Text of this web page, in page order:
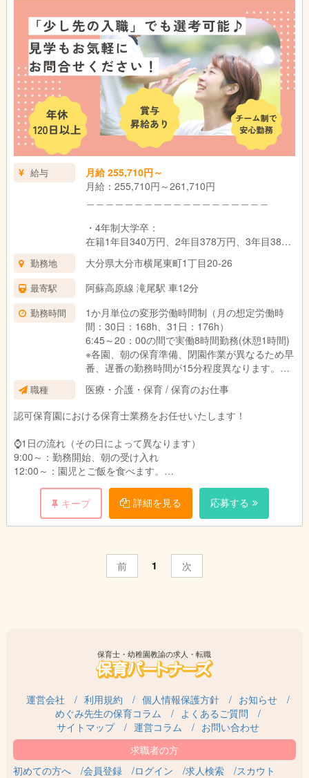
・役職手当：10,500円～31,000円（主任・副主
任、フロアリーダー）
・通勤手当：公共交通機関利用:定期代 自家用
車:上限16,500円
・こども手当：1.2人目は毎月7,500円。3人目以
降は毎月15,000円（支給条件あり）
・家賃手当(借上げ社宅制度適用対象外の場合)上
限20,000円
＿＿＿＿＿＿＿＿＿＿＿＿＿＿＿＿＿＿＿
昇給：年1回 （法人内規程による）
賞与：年2回（基本給3ヵ月分） ※初年度は1.5
ヵ月✨令和6年度は夏に業績連動賞与 一律14万
円、年度末に年度末賞与1.0か月分支給実績あり
給与
月給 255,710円～
月給：255,710円～261,710円
・4年制大学卒：
在籍1年目340万円、2年目378万円、3年目382
万円
・3年制短大・専門卒：
在籍1年目336万円、2年目366万円、3年目378
万円
・2年制短大・専門卒：
在籍1年目332万円、2年目361万円、3年目373
万円
・4年生大学卒：月給261,710円
・2年制短大・専門卒：月給255,710円
給与詳細：
・基本給：167,391円～172,791円
・処遇改善Ⅰ手当：47,697円～47,697円
・処遇改善Ⅱ手当：5,039円～5,039円
・固定残業代15時間分：25,586円～26,186円
※固定残業代は時間外労働の有無にかかわらず、
・役職手当：10,500円～31,000円（主任・副主
任、フロアリーダー）
車:上限16,500円
・こども手当：1.2人目は毎月7,500円。3人目以
降は毎月15,000円（支給条件あり）
・家賃手当(借上げ社宅制度適用対象外の場合)上
限20,000円
＿＿＿＿＿＿＿＿＿＿＿＿＿＿＿＿＿＿＿
勤務地 大分県大分市横尾東町1丁目20-26
最寄駅 阿蘇高原線 滝尾駅 車12分
勤務時間
1か月単位の変形労働時間制（月の想定労働時
間：30日：168h、31日：176h）
6:45～20：00の間で実働8時間勤務(休憩1時間)
※各園、朝の保育準備、閉園作業が異なるため早
番、遅番の勤務時間が15分程度異なります。
シフト例：
・6:45～15:45
・8:00～17:00
・9:00～18:00
・10:00～19:00
・11:00～20:00
※土曜日出勤：月に2~3度程度
職種
医療・介護・保育 / 保育のお仕事
認可保育園における保育士業務をお任せいたします！
⌚1日の流れ（その日によって異なります）
9:00～：勤務開始、朝の受け入れ
12:00～：園児とご飯を食べます。
13:00～：休憩
14:00～：午睡見守り
15:00～：おやつの配膳
17:00～：降園、引き渡し
★昼食350円（おやつ付き）
★動きやすい服装で勤務OK!（制服等はございません。）
キープ 詳細を見る 応募する
前 1 次
保育士・幼稚園教諭の求人・転職
運営会社 利用規約 個人情報保護方針
お知らせ
めぐみ先生の保育コラム
よくあるご質問
サイトマップ
運営コラム お問い合わせ
初めての方へ 会員登録 ログイン 求人検索 スカウト